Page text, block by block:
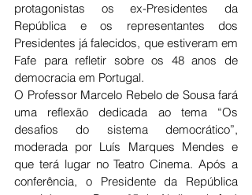
protagonistas os ex-Presidentes da
República e os representantes dos
Presidentes já falecidos, que estiveram em
Fafe para refletir sobre os 48 anos de
democracia em Portugal.
O Professor Marcelo Rebelo de Sousa fará
uma reflexão dedicada ao tema “Os
desafios do sistema democrático”,
moderada por Luís Marques Mendes e
que terá lugar no Teatro Cinema. Após a
conferência, o Presidente da República